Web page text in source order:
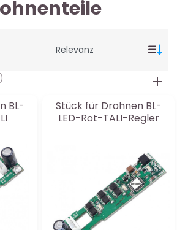
BL-
Stück für Drohnen BL-
LED-Rot-TALI-Regler